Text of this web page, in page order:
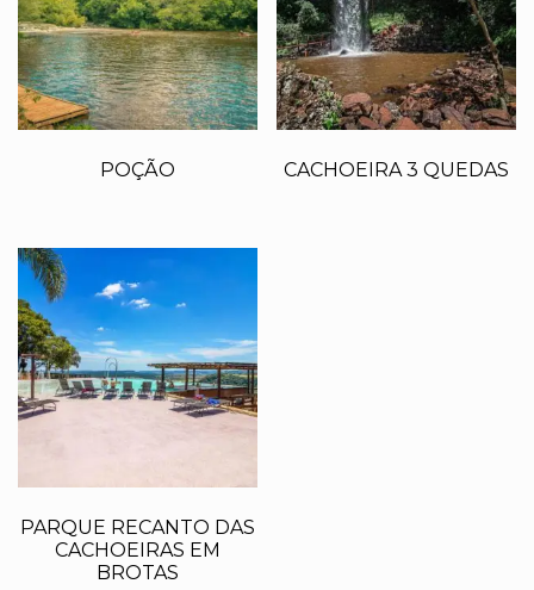
POÇÃO CACHOEIRA 3 QUEDAS
PARQUE RECANTO DAS
CACHOEIRAS EM
BROTAS